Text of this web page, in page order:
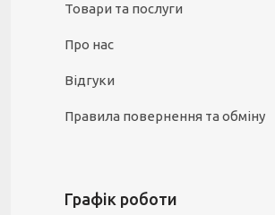
Товари та послуги
Про нас
Відгуки
Правила повернення та обміну
Графік роботи